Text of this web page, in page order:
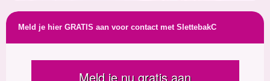
Meld je hier GRATIS aan voor contact met SlettebakC